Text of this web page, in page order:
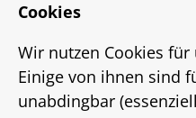
vermietet
Cookies
Wir nutzen Cookies
Einige von ihnen sind
unabdingbar